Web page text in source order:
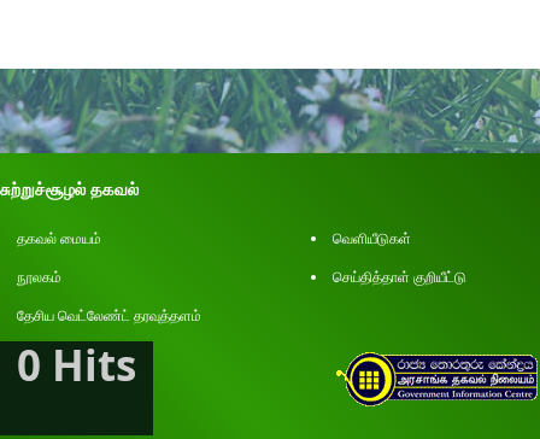
சுற்றுச்சூழல் தகவல்
தகவல் மையம்
வெளியீடுகள்
நூலகம்
செய்தித்தாள் குறியீட்டு
தேசிய வெட்லேண்ட் தரவுத்தளம்
0 Hits